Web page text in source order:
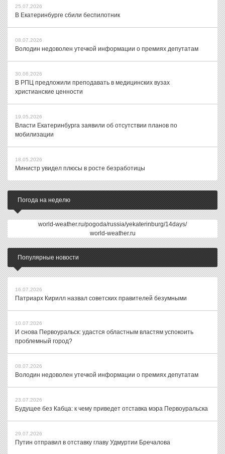
25.07.2026
В Екатеринбурге сбили беспилотник
08.07.2026
Володин недоволен утечкой информации о премиях депутатам
30.06.2026
В РПЦ предложили преподавать в медицинских вузах
христианские ценности
19.05.2026
Власти Екатеринбурга заявили об отсутствии планов по
мобилизации
18.05.2026
Министр увидел плюсы в росте безработицы
Погода на неделю
world-weather.ru/pogoda/russia/yekaterinburg/14days/
world-weather.ru
Популярные новости
16.07.2026
Патриарх Кирилл назвал советских правителей безумными
10.07.2026
И снова Первоуральск: удастся областным властям успокоить
проблемный город?
08.07.2026
Володин недоволен утечкой информации о премиях депутатам
23.07.2026
Будущее без Кабца: к чему приведет отставка мэра Первоуральска
29.07.2026
Путин отправил в отставку главу Удмуртии Бречалова